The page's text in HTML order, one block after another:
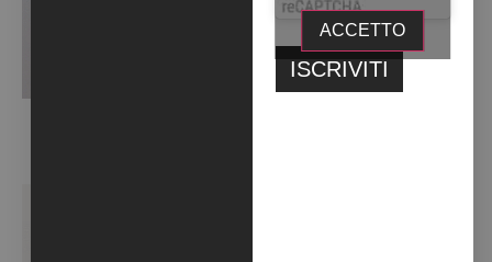
ACCETTO